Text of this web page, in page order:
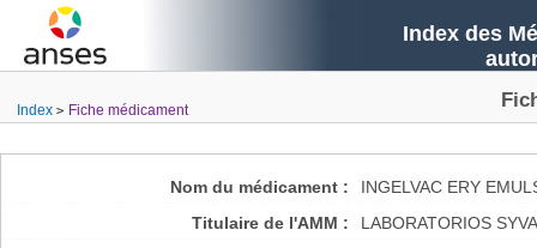
Index des
Index Fiche médicament
Nom du médicament :
INGELVAC ERY
Titulaire de l'AMM :
LABORATORIOS